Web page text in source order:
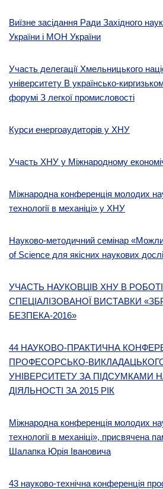
Виїзне засідання Ради Західного
України і МОН України
Участь делегації Хмельницького
університету В українсько-
форумі З легкої промисловості
Курси енергоаудиторів у ХНУ
Участь ХНУ у Міжнародному
Міжнародна конференція молодих
технології в механіці» у ХНУ
Науково-методичний семінар
of Science для якісних наукових
УЧАСТЬ НАУКОВЦІВ ХНУ В
СПЕЦІАЛІЗОВАНОЇ ВИСТАВКИ
БЕЗПЕКА-2016»
44 НАУКОВО-ПРАКТИЧНА
ПРОФЕСОРСЬКО-
УНІВЕРСИТЕТУ ЗА ПІДСУМКАМИ
ДІЯЛЬНОСТІ ЗА 2015 РІК
Міжнародна конференція молодих
технології в механіці», присвячена
Шалапка Юрія Івановича
43 науково-технічна конференція